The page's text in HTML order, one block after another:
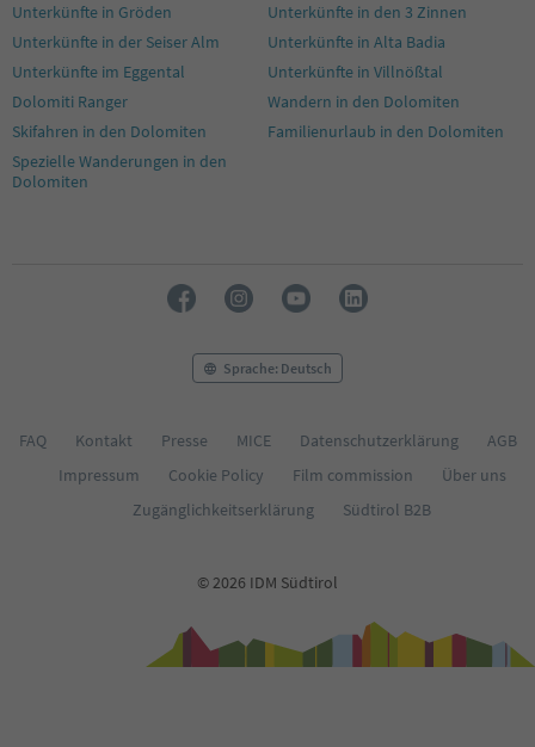
49
50
Unterkünfte in Gröden
Unterkünfte in den 3 Zinnen
Unterkünfte in der Seiser Alm
Unterkünfte in Alta Badia
Unterkünfte im Eggental
Unterkünfte in Villnößtal
Dolomiti Ranger
Wandern in den Dolomiten
Skifahren in den Dolomiten
Familienurlaub in den Dolomiten
Spezielle Wanderungen in den
Dolomiten
Sprache: Deutsch
FAQ Kontakt Presse MICE Datenschutzerklärung
AGB
Impressum
Cookie Policy Film commission
Über uns
Zugänglichkeitserklärung
Südtirol B2B
© 2026 IDM Südtirol